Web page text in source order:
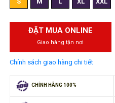
ĐẶT MUA ONLINE
Giao hàng tận nơi
Chính sách giao hàng chi tiết
CHÍNH HÃNG 100%